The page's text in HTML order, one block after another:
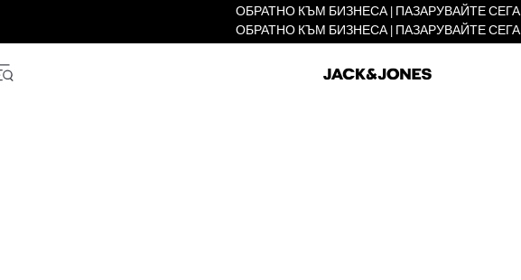
ОБРАТНО КЪМ БИЗНЕСА | ПАЗАРУВАЙТЕ СЕГА
ОБРАТНО КЪМ БИЗНЕСА | ПАЗАРУВАЙТЕ СЕГА